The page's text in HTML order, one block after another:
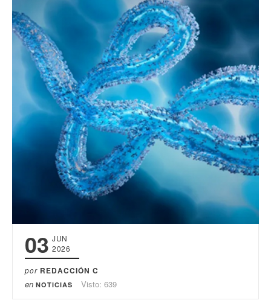
03 JUN
2026
por REDACCIÓN C
en NOTICIAS Visto: 639